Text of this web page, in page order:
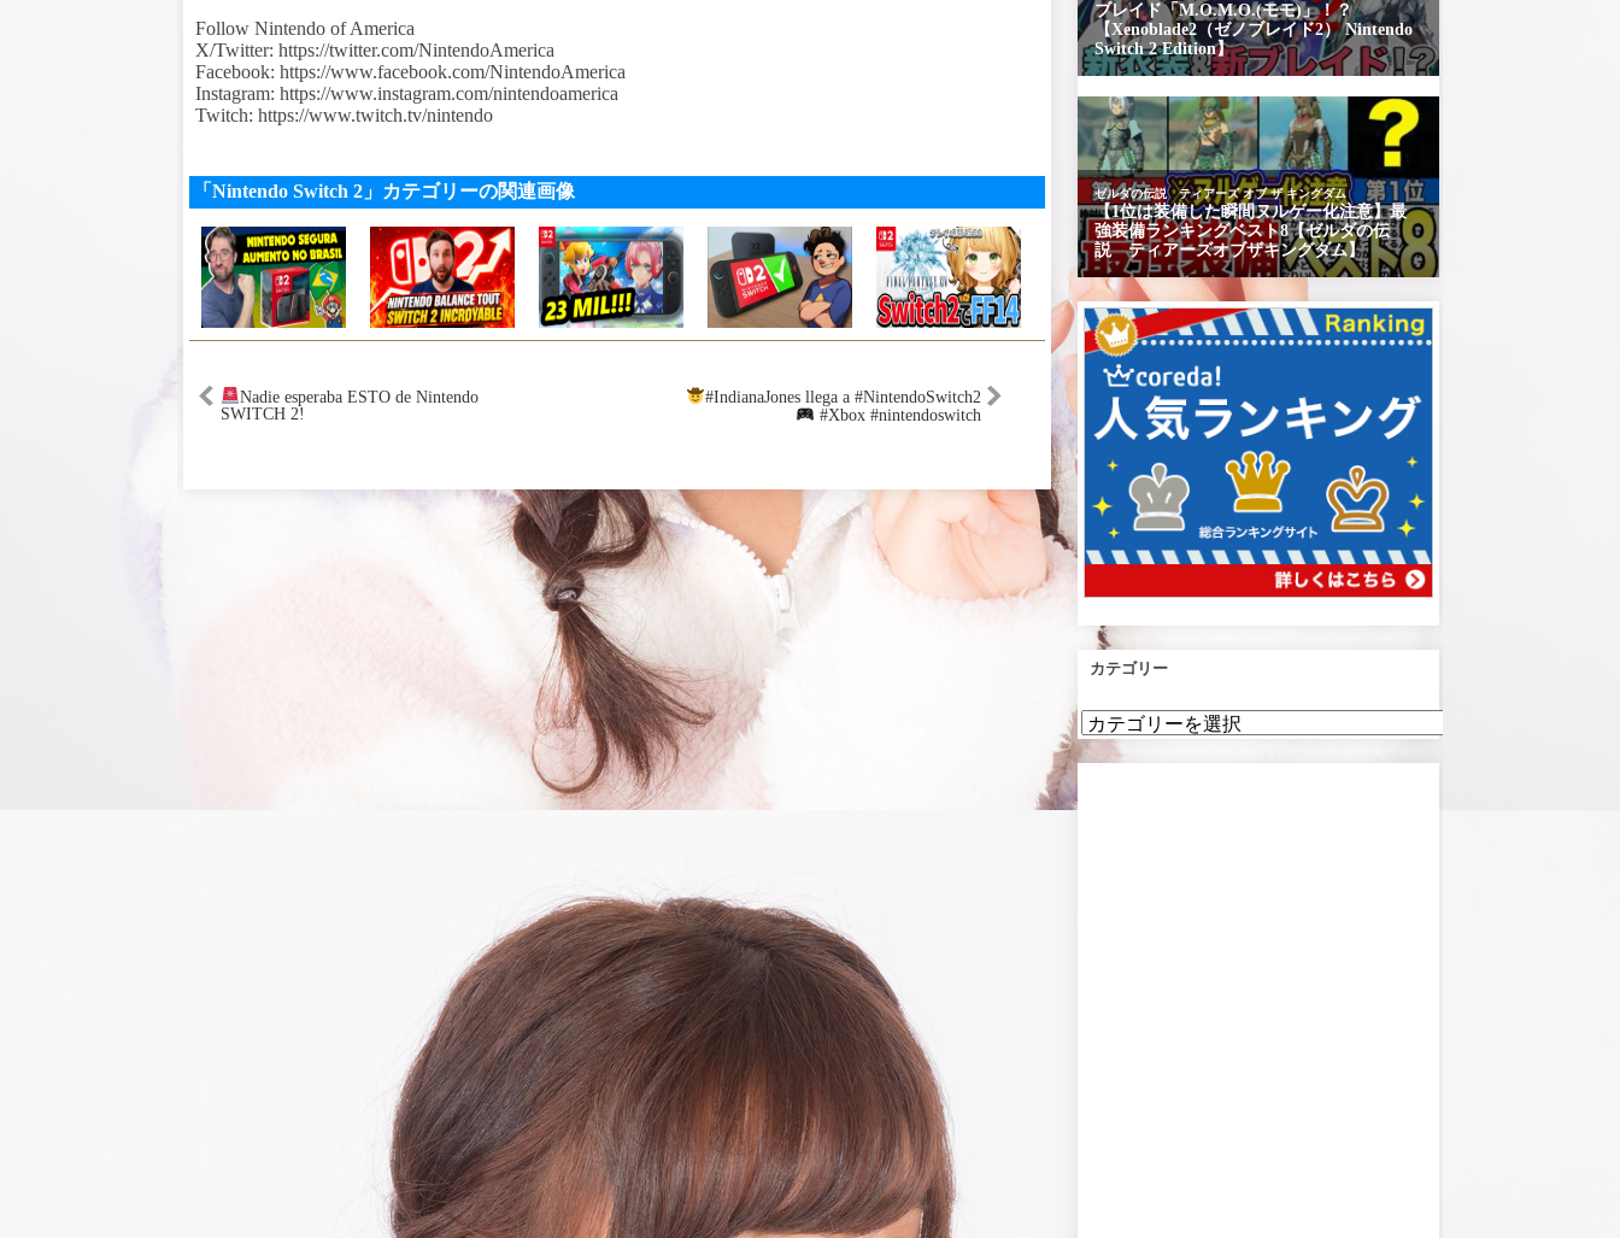
Follow Nintendo of America
X/Twitter: https://twitter.com/NintendoAmerica
Facebook: https://www.facebook.com/NintendoAmerica
Instagram: https://www.instagram.com/nintendoamerica
Twitch: https://www.twitch.tv/nintendo
「Nintendo Switch 2」カテゴリーの関連画像
Nadie esperaba ESTO de Nintendo
SWITCH 2!
#IndianaJones llega a #NintendoSwitch2
#Xbox #nintendoswitch
カテゴリー